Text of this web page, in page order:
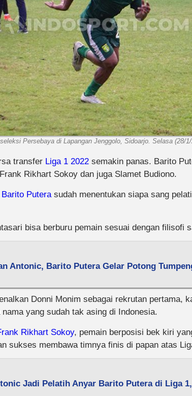
Persebaya di Lapangan Jenggolo, Sidoarjo. Selasa (28/1/
transfer Liga 1 2022 semakin panas. Barito
Rikhart Sokoy dan juga Slamet Budiono.
Barito Puterasudah menentukan siapa sang
bisa berburu pemain sesuai dengan filisofi
Antonic, Barito Putera Gelar Potong
Donni Monim sebagai rekrutan pertama,
yang sudah tak asing di Indonesia.
Rikhart Sokoy, pemain berposisi bek kiri
sukses membawa timnya finis di papan atas
Jadi Pelatih Anyar Barito Putera di Liga